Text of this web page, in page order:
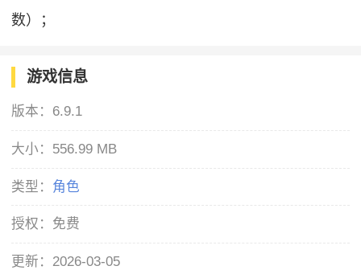
数）；
游戏信息
版本： 6.9.1
大小： 556.99 MB
类型： 角色
授权： 免费
更新： 2026-03-05